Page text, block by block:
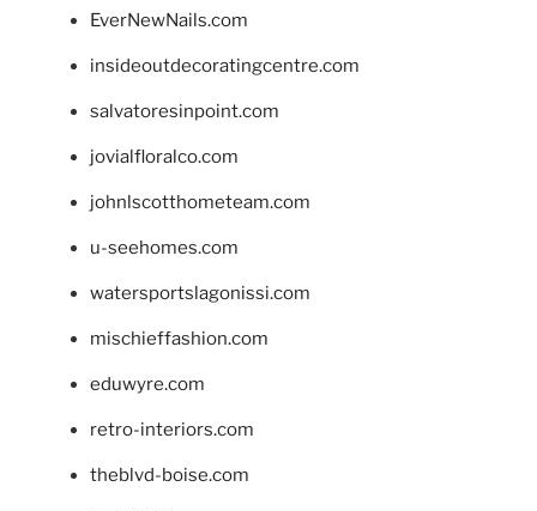
EverNewNails.com
insideoutdecoratingcentre.com
salvatoresinpoint.com
jovialfloralco.com
johnlscotthometeam.com
u-seehomes.com
watersportslagonissi.com
mischieffashion.com
eduwyre.com
retro-interiors.com
theblvd-boise.com